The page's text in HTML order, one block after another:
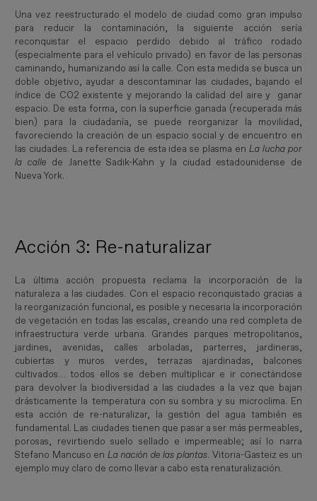
Una vez reestructurado el modelo de ciudad como gran impulso
para reducir la contaminación, la siguiente acción sería
reconquistar el espacio perdido debido al tráfico rodado
(especialmente para el vehículo privado) en favor de las personas
caminando, humanizando así la calle. Con esta medida se busca un
doble objetivo, ayudar a descontaminar las ciudades, bajando el
índice de CO2 existente y mejorando la calidad del aire y ganar
espacio. De esta forma, con la superficie ganada (recuperada más
bien) para la ciudadanía, se puede reorganizar la movilidad,
favoreciendo la creación de un espacio social y de encuentro en
las ciudades. La referencia de esta idea se plasma enLa lucha por
la calle de Janette Sadik-Kahn y la ciudad estadounidense de
Nueva York.
Acción 3: Re-naturalizar
La última acción propuesta reclama la incorporación de la
naturaleza a las ciudades. Con el espacio reconquistado gracias a
la reorganización funcional, es posible y necesaria la incorporación
de vegetación en todas las escalas, creando una red completa de
infraestructura verde urbana. Grandes parques metropolitanos,
jardines, avenidas, calles arboladas, parterres, jardineras,
cubiertas y muros verdes, terrazas ajardinadas, balcones
cultivados… todos ellos se deben multiplicar e ir conectándose
para devolver la biodiversidad a las ciudades a la vez que bajan
drásticamente la temperatura con su sombra y su microclima. En
esta acción de re-naturalizar, la gestión del agua también es
fundamental. Las ciudades tienen que pasar a ser más permeables,
porosas, revirtiendo suelo sellado e impermeable; así lo narra
Stefano Mancuso enLa nación de las plantas. Vitoria-Gasteiz es un
ejemplo muy claro de como llevar a cabo esta renaturalización.